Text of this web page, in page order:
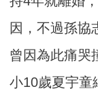
因，不過孫協
曾因為此痛哭
小10歲夏宇童